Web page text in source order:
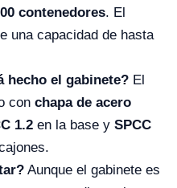
contenedores. El
una capacidad de hasta
hecho el gabinete? El
con chapa de acero
1.2 en la base y SPCC
Aunque el gabinete es